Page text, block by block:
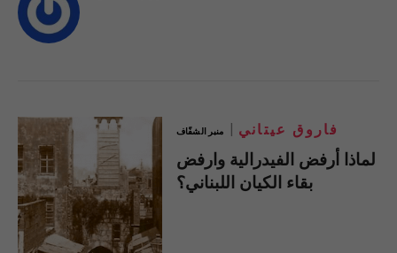
منبر الشفّاف فاروق عيتاني
لماذا أرفض الفيدرالية وارفض
بقاء الكيان اللبناني؟